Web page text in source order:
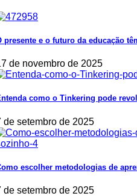
presente e o futuro da educação
de novembro de 2025
como o Tinkering pode
de setembro de 2025
escolher metodologias de
de setembro de 2025